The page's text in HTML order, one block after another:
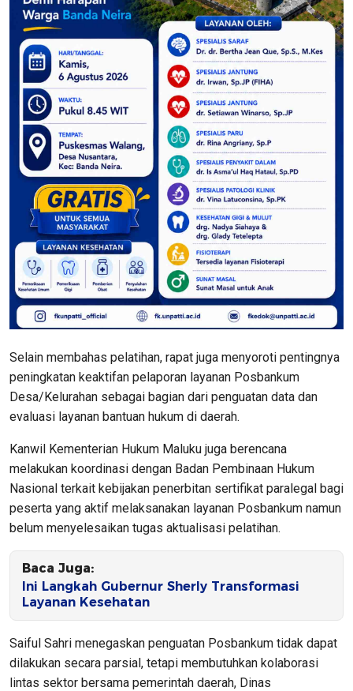
Selain membahas pelatihan, rapat juga menyoroti pentingnya
peningkatan keaktifan pelaporan layanan Posbankum
Desa/Kelurahan sebagai bagian dari penguatan data dan
evaluasi layanan bantuan hukum di daerah.
Kanwil Kementerian Hukum Maluku juga berencana
melakukan koordinasi dengan Badan Pembinaan Hukum
Nasional terkait kebijakan penerbitan sertifikat paralegal bagi
peserta yang aktif melaksanakan layanan Posbankum namun
belum menyelesaikan tugas aktualisasi pelatihan.
Baca Juga:
Ini Langkah Gubernur Sherly Transformasi
Layanan Kesehatan
Saiful Sahri menegaskan penguatan Posbankum tidak dapat
dilakukan secara parsial, tetapi membutuhkan kolaborasi
lintas sektor bersama pemerintah daerah, Dinas